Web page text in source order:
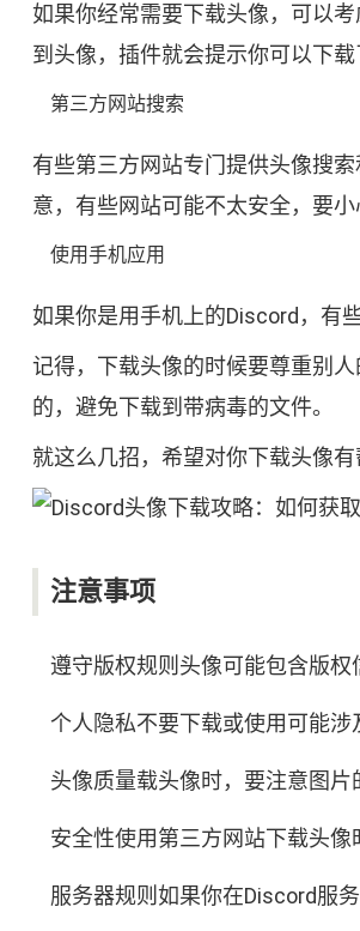
如果你经常需要下载头像，可以
到头像，插件就会提示你可以下载
第三方网站搜索
有些第三方网站专门提供头像搜
意，有些网站可能不太安全，要小
使用手机应用
如果你是用手机上的Discord，有
记得，下载头像的时候要尊重别
的，避免下载到带病毒的文件。
就这么几招，希望对你下载头像有
注意事项
遵守版权规则头像可能包含版权
个人隐私不要下载或使用可能涉
头像质量载头像时，要注意图
安全性使用第三方网站下载头像
服务器规则如果你在Discord服